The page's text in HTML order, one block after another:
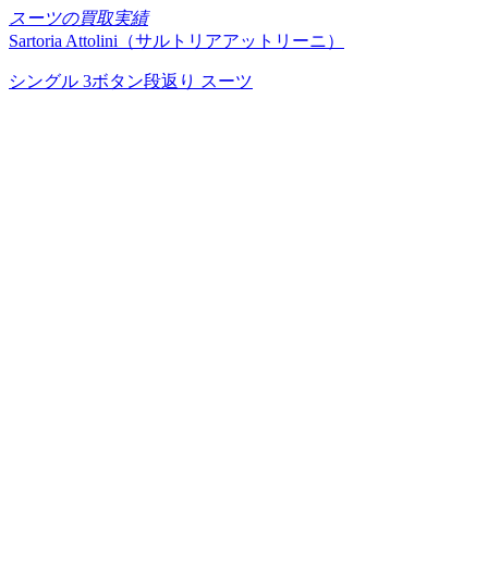
スーツの買取実績
Sartoria Attolini（サルトリアアットリーニ）
シングル 3ボタン段返り スーツ